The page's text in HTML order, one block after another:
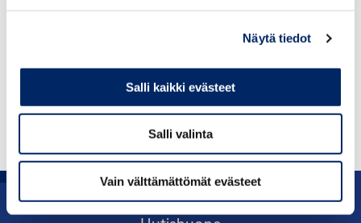
Näytä tiedot
Salli kaikki evästeet
Salli valinta
Vain välttämättömät evästeet
30.12.2024 / JULKAISUT
Naisjohtajakatsaus 3/2024